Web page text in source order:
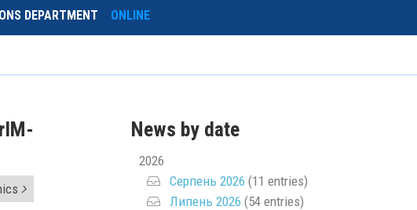
DEPARTMENT ONLINE
News by date
2026
Серпень 2026 (11 entries)
Липень 2026 (54 entries)